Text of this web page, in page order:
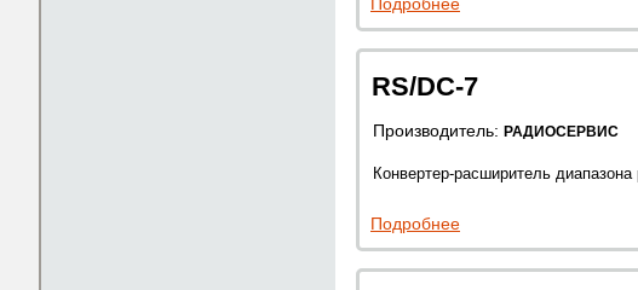
RS/DC-7
Производитель: РАДИОСЕРВИС
Конвертер-расширитель
Подробнее